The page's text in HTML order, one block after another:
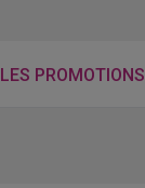
LES PROMOTIONS